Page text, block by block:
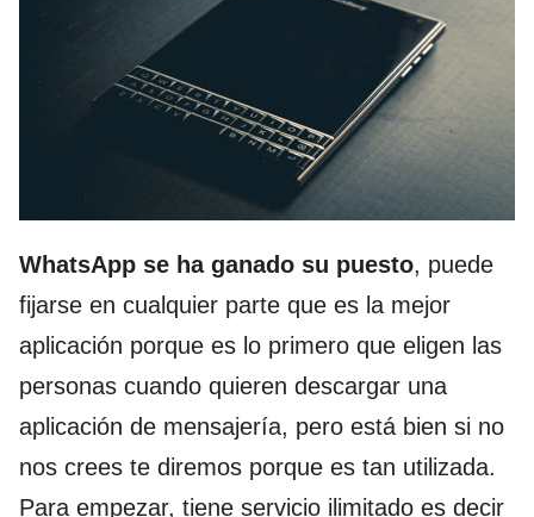
WhatsApp se ha ganado su puesto, puede
fijarse en cualquier parte que es la mejor
aplicación porque es lo primero que eligen las
personas cuando quieren descargar una
aplicación de mensajería, pero está bien si no
nos crees te diremos porque es tan utilizada.
Para empezar, tiene servicio ilimitado es decir